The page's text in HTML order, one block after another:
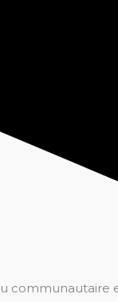
communautaire